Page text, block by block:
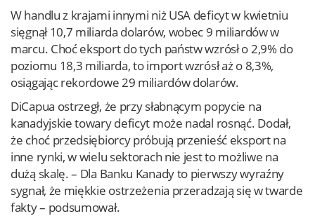
W handlu z krajami innymi niż USA deficyt w kwietniu
sięgnął 10,7 miliarda dolarów, wobec 9 miliardów w
marcu. Choć eksport do tych państw wzrósł o 2,9% do
poziomu 18,3 miliarda, to import wzrósł aż o 8,3%,
osiągając rekordowe 29 miliardów dolarów.
DiCapua ostrzegł, że przy słabnącym popycie na
kanadyjskie towary deficyt może nadal rosnąć. Dodał,
że choć przedsiębiorcy próbują przenieść eksport na
inne rynki, w wielu sektorach nie jest to możliwe na
dużą skalę. – Dla Banku Kanady to pierwszy wyraźny
sygnał, że miękkie ostrzeżenia przeradzają się w twarde
fakty – podsumował.